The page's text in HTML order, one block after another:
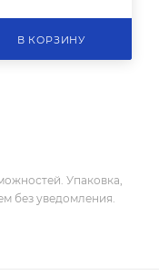
В КОРЗИНУ
Упаковка,
без уведомления.